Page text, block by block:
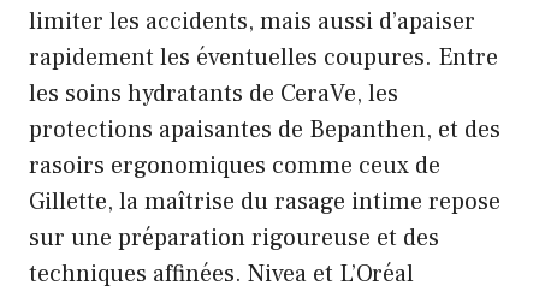
limiter les accidents, mais aussi d’apaiser
rapidement les éventuelles coupures. Entre
les soins hydratants de CeraVe, les
protections apaisantes de Bepanthen, et des
rasoirs ergonomiques comme ceux de
Gillette, la maîtrise du rasage intime repose
sur une préparation rigoureuse et des
techniques affinées. Nivea et L’Oréal